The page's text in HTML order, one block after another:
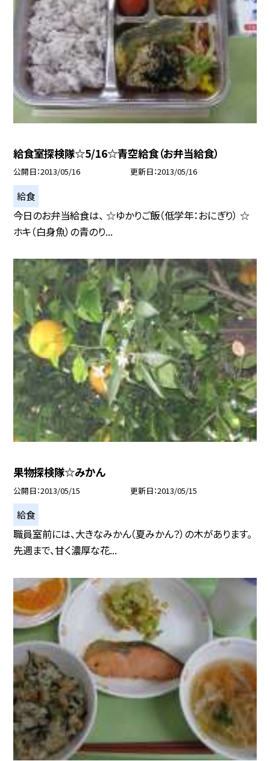
給食室探検隊☆5/16☆青空給食（お弁当給食）
公開日 2013/05/16 更新日 2013/05/16
給食
今日のお弁当給食は、 ☆ゆかりご飯（低学年：おにぎり） ☆
ホキ（白身魚）の青のり...
果物探検隊☆みかん
公開日 2013/05/15 更新日 2013/05/15
給食
職員室前には、大きなみかん（夏みかん？）の木があります。
先週まで、甘く濃厚な花...